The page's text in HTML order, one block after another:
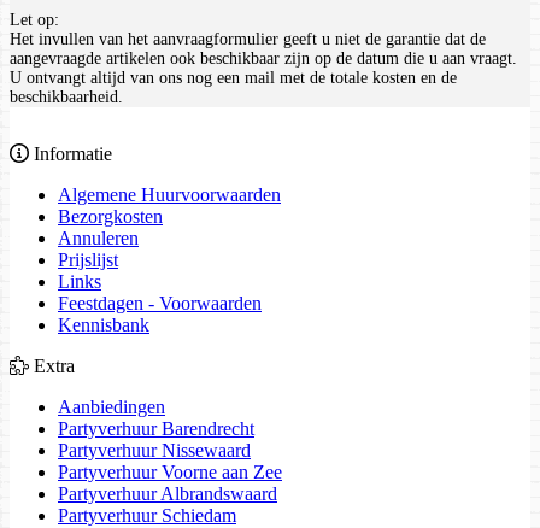
Let op:
Het invullen van het aanvraagformulier geeft u niet de garantie dat de
aangevraagde artikelen ook beschikbaar zijn op de datum die u aan vraagt.
U ontvangt altijd van ons nog een mail met de totale kosten en de
beschikbaarheid.
Informatie
Algemene Huurvoorwaarden
Bezorgkosten
Annuleren
Prijslijst
Links
Feestdagen - Voorwaarden
Kennisbank
Extra
Aanbiedingen
Partyverhuur Barendrecht
Partyverhuur Nissewaard
Partyverhuur Voorne aan Zee
Partyverhuur Albrandswaard
Partyverhuur Schiedam